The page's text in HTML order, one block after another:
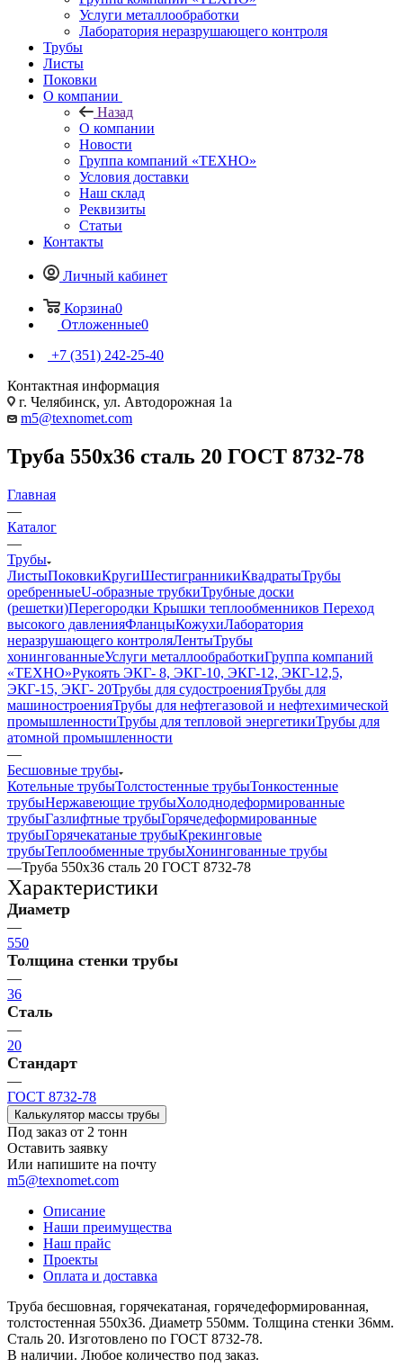
Услуги металлообработки
Лаборатория неразрушающего контроля
Трубы
Листы
Поковки
О компании
Назад
О компании
Новости
Группа компаний «ТЕХНО»
Условия доставки
Наш склад
Реквизиты
Статьи
Контакты
Личный кабинет
Корзина0
Отложенные0
+7 (351) 242-25-40
Контактная информация
г. Челябинск, ул. Автодорожная 1а
m5@texnomet.com
Труба 550х36 сталь 20 ГОСТ 8732-78
Главная
—
Каталог
—
Трубы
ЛистыПоковкиКругиШестигранникиКвадратыТрубы
оребренныеU-образные трубкиТрубные доски
(решетки)Перегородки Крышки теплообменников Переход
высокого давленияФланцыКожухиЛаборатория
неразрушающего контроляЛентыТрубы
хонингованныеУслуги металлообработкиГруппа компаний
«ТЕХНО»Рукоять ЭКГ- 8, ЭКГ-10, ЭКГ-12, ЭКГ-12,5,
ЭКГ-15, ЭКГ- 20Трубы для судостроенияТрубы для
машиностроенияТрубы для нефтегазовой и нефтехимической
промышленностиТрубы для тепловой энергетикиТрубы для
атомной промышленности
—
Бесшовные трубы
Котельные трубыТолстостенные трубыТонкостенные
трубыНержавеющие трубыХолоднодеформированные
трубыГазлифтные трубыГорячедеформированные
трубыГорячекатаные трубыКрекинговые
трубыТеплообменные трубыХонингованные трубы
—Труба 550х36 сталь 20 ГОСТ 8732-78
Характеристики
Диаметр
—
550
Толщина стенки трубы
—
36
Сталь
—
20
Стандарт
—
ГОСТ 8732-78
Калькулятор массы трубы
Под заказ от 2 тонн
Оставить заявку
Или напишите на почту
m5@texnomet.com
Описание
Наши преимущества
Наш прайс
Проекты
Оплата и доставка
Труба бесшовная, горячекатаная, горячедеформированная,
толстостенная 550х36. Диаметр 550мм. Толщина стенки 36мм.
Сталь 20. Изготовлено по ГОСТ 8732-78.
В наличии. Любое количество под заказ.